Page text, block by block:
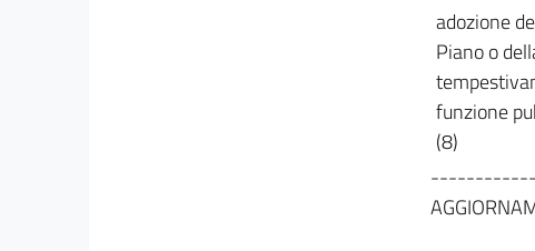
adozione
Piano o
funzione
(8)